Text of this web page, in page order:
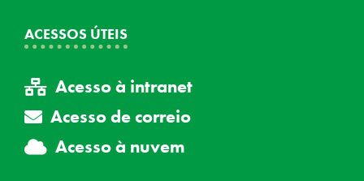
ACESSOS ÚTEIS
Acesso à intranet
Acesso de correio
Acesso à nuvem